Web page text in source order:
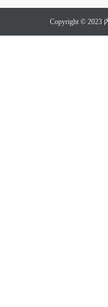
Copyright © 2023